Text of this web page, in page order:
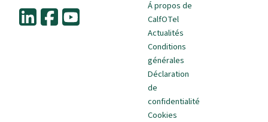
Á propos de
CalfOTel
Actualités
Conditions
générales
Déclaration
de
confidentialité
Cookies